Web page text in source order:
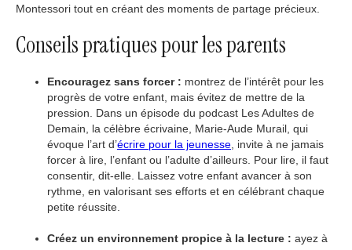
Montessori tout en créant des moments de partage précieux.
Conseils pratiques pour les parents
Encouragez sans forcer : montrez de l’intérêt pour les
progrès de votre enfant, mais évitez de mettre de la
pression. Dans un épisode du podcast Les Adultes de
Demain, la célèbre écrivaine, Marie-Aude Murail, qui
évoque l’art d’écrire pour la jeunesse , invite à ne jamais
forcer à lire, l’enfant ou l’adulte d’ailleurs. Pour lire, il faut
consentir, dit-elle. Laissez votre enfant avancer à son
rythme, en valorisant ses efforts et en célébrant chaque
petite réussite.
Créez un environnement propice à la lecture : ayez à